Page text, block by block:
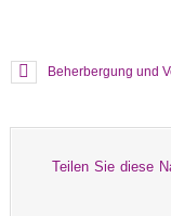
Beherbergung und
Teilen Sie diese